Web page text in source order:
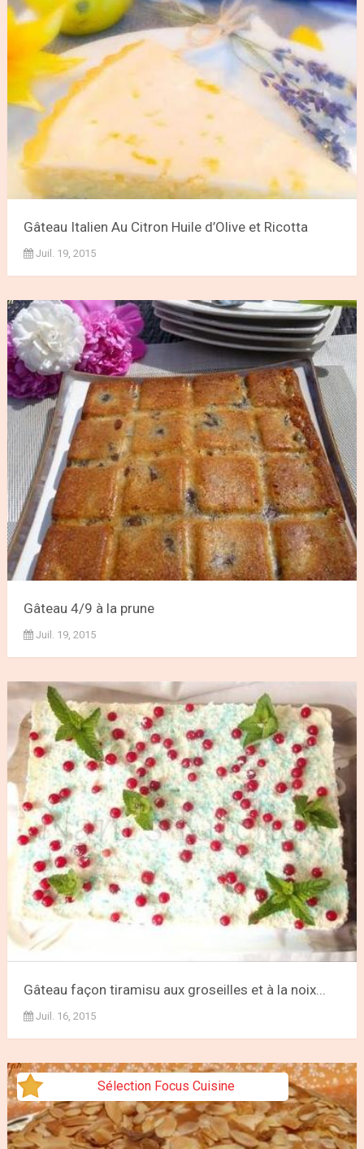
Gâteau Italien Au Citron Huile d’Olive et Ricotta
Juil. 19, 2015
Gâteau 4/9 à la prune
Juil. 19, 2015
Gâteau façon tiramisu aux groseilles et à la noix...
Juil. 16, 2015
Sélection Focus Cuisine